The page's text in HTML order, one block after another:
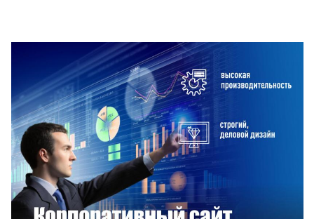
Смотреть проект